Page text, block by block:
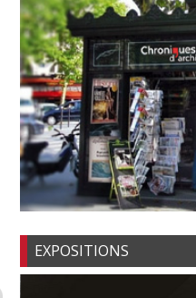
EXPOSITIONS